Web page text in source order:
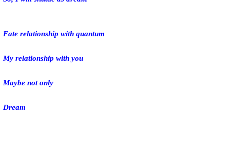
Fate relationship with quantum
My relationship with you
Maybe not only
Dream